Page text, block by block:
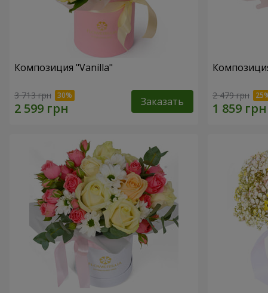
Композиция "Vanilla"
3 713 грн Заказать 2 479 грн